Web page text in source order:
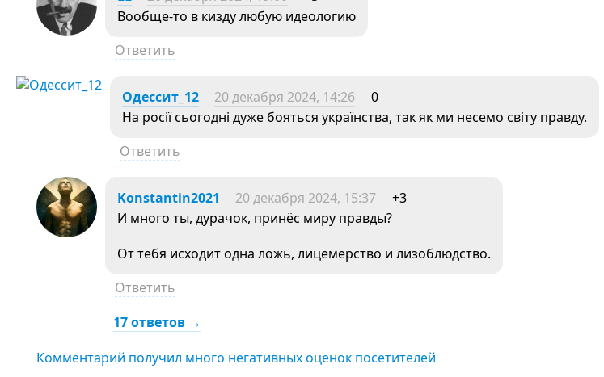
Вообще-то в кизду любую идеологию
Ответить
Одессит_12 20 декабря 2024, 14:26
0
На росії сьогодні дуже бояться українства, так як ми несемо світу правду.
Ответить
Konstantin2021 20 декабря 2024, 15:37
+3
И много ты, дурачок, принёс миру правды?
От тебя исходит одна ложь, лицемерство и лизоблюдство.
Ответить
17 ответов →
Комментарий получил много негативных оценок посетителей